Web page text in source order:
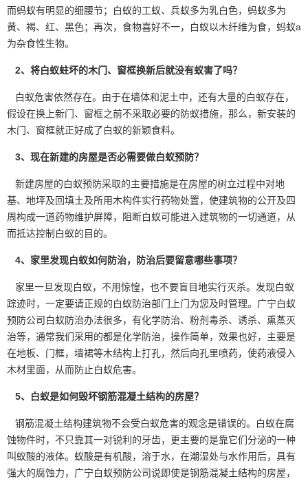
而蚂蚁有明显的细腰节；白蚁的工蚁、兵蚁多为乳白色，蚂蚁多为
黄、褐、红、黑色；再次，食物喜好不一，白蚁以木纤维为食，蚂蚁a
为杂食性生物。
2、将白蚁蛀坏的木门、窗框换新后就没有蚁害了吗？
白蚁危害依然存在。由于在墙体和泥土中，还有大量的白蚁存在，
假设在换上新门、窗框之前不采取必要的防蚁措施，那么，新安装的
木门、窗框就正好成了白蚁的新颖食料。
3、现在新建的房屋是否必需要做白蚁预防？
新建房屋的白蚁预防采取的主要措施是在房屋的树立过程中对地
基、地坪及回填土及所用木构件实行药物处置，使建筑物的公开及四
周构成一道药物维护屏障，阻断白蚁可能进入建筑物的一切通道，从
而抵达控制白蚁的目的。
4、家里发现白蚁如何防治，防治后要留意哪些事项？
家里一旦发现白蚁，不用惊惶，也不要盲目地实行灭杀。发现白蚁
踪迹时，一定要请正规的白蚁防治部门上门为您及时管理。广宁白蚁
预防公司白蚁防治办法很多，有化学防治、粉剂毒杀、诱杀、熏蒸灭
治等，通常我们采用的都是化学防治，操作简单，效果也好，主要是
在地板、门框，墙裙等木结构上打孔，然后向孔里喷药，使药液侵入
木材里面，从而防止白蚁危害。
5、白蚁是如何毁坏钢筋混凝土结构的房屋？
钢筋混凝土结构建筑物不会受白蚁危害的观念是错误的。白蚁在腐
蚀物件时，不只靠其一对锐利的牙齿，更主要的是靠它们分泌的一种
叫蚁酸的液体。蚁酸是有机酸，溶于水，在潮湿处与水作用后，具有
强大的腐蚀力，广宁白蚁预防公司说即使是钢筋混凝土结构的房屋，